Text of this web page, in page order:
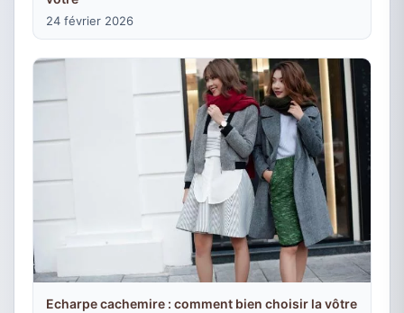
24 février 2026
Echarpe cachemire : comment bien choisir la vôtre